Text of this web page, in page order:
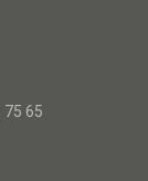
75 65